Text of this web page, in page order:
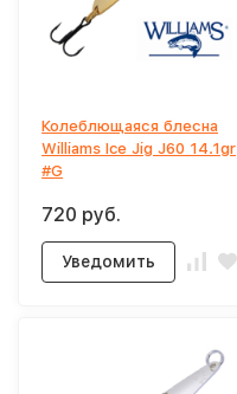
Колеблющаяся блесна
Williams Ice Jig J60 14.1gr
#G
720 руб.
Уведомить